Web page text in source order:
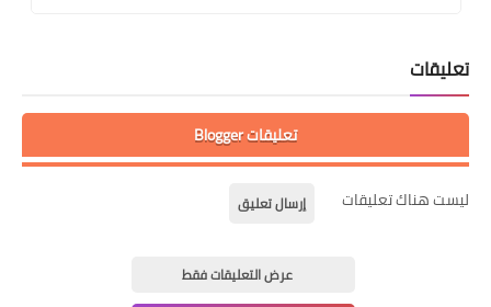
تعليقات
تعليقات Blogger
ليست هناك تعليقات إرسال تعليق
عرض التعليقات فقط